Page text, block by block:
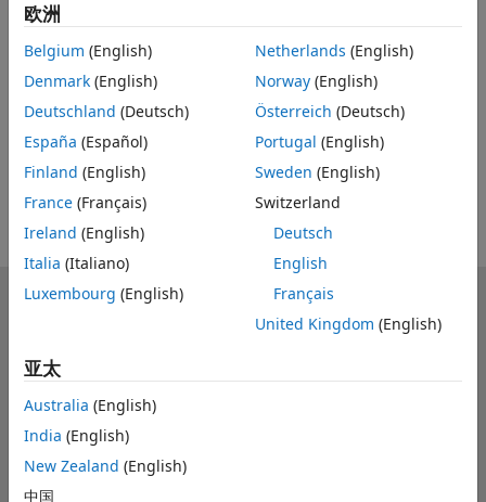
Feedback
UP NEXT
RELATED VIDEOS
欧洲
Belgium (English)
Denmark (English)
Deutschland (Deutsch)
España (Español)
Finland (English)
France (Français)
Ireland (English)
Italia (Italiano)
Luxembourg (English)
Netherlands (English)
Norway(English)
Österreich (Deutsch)
Portugal (English)
Sweden (English)
Switzerland
Deutsch
English
Français
United Kingdom (English)
亚太
Australia (English)
India (English)
New Zealand (English)
中国
MathWorks
Accelerating the pace of engineering and science
了解产品
如何使用